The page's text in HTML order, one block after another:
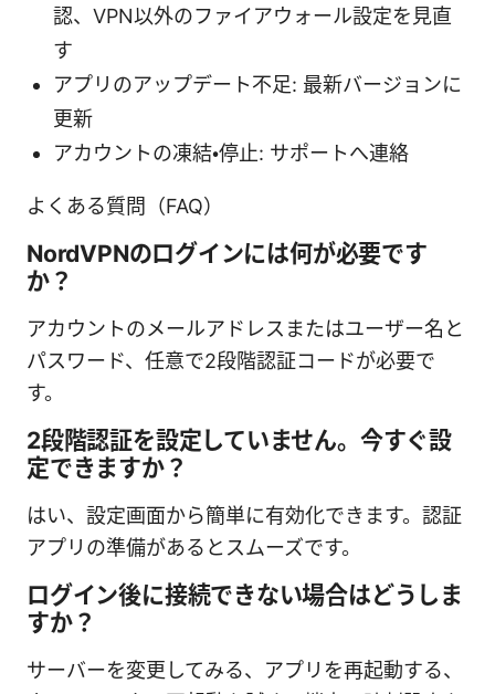
認、VPN以外のファイアウォール設定を見直
す
アプリのアップデート不足: 最新バージョンに
更新
アカウントの凍結・停止: サポートへ連絡
よくある質問（FAQ）
NordVPNのログインには何が必要です
か？
アカウントのメールアドレスまたはユーザー名と
パスワード、任意で2段階認証コードが必要で
す。
2段階認証を設定していません。今すぐ設
定できますか？
はい、設定画面から簡単に有効化できます。認証
アプリの準備があるとスムーズです。
ログイン後に接続できない場合はどうしま
すか？
サーバーを変更してみる、アプリを再起動する、